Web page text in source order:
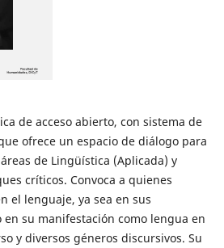
de acceso abierto, con sistema de
ofrece un espacio de diálogo para
de Lingüística (Aplicada) y
críticos. Convoca a quienes
el lenguaje, ya sea en sus
en su manifestación como lengua en
y diversos géneros discursivos. Su